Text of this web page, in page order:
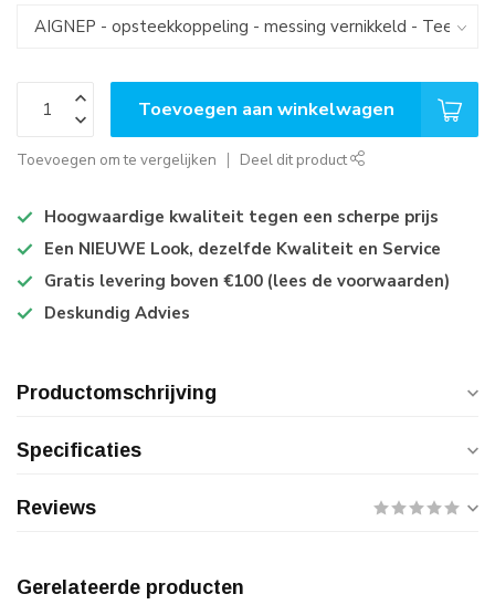
Toevoegen aan winkelwagen
Toevoegen om te vergelijken Deel dit product
Hoogwaardige kwaliteit tegen een scherpe prijs
Een NIEUWE Look, dezelfde Kwaliteit en Service
Gratis levering boven €100 (lees de voorwaarden)
Deskundig Advies
Productomschrijving
Specificaties
Reviews
Gerelateerde producten